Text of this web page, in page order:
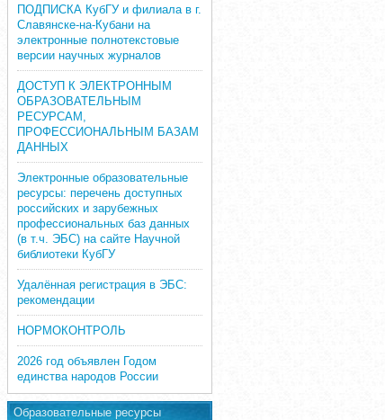
ПОДПИСКА КубГУ и филиала в г.
Славянске-на-Кубани на
электронные полнотекстовые
версии научных журналов
ДОСТУП К ЭЛЕКТРОННЫМ
ОБРАЗОВАТЕЛЬНЫМ
РЕСУРСАМ,
ПРОФЕССИОНАЛЬНЫМ БАЗАМ
ДАННЫХ
Электронные образовательные
ресурсы: перечень доступных
российских и зарубежных
профессиональных баз данных
(в т.ч. ЭБС) на сайте Научной
библиотеки КубГУ
Удалённая регистрация в ЭБС:
рекомендации
НОРМОКОНТРОЛЬ
2026 год объявлен Годом
единства народов России
Образовательные ресурсы